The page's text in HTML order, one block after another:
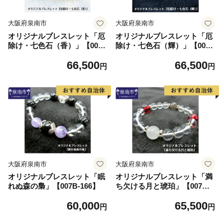
大阪府泉南市
オリジナルブレスレット「厄
除け・七色石（香）」【007
66,500円
大阪府泉南市
オリジナルブレスレット「厄
除け・七色石（輝）」【007
66,500円
大阪府泉南市
オリジナルブレスレット「眠
れぬ森の梟」【007B-166】
60,000円
大阪府泉南市
オリジナルブレスレット「満
ち欠ける月と琥珀」【007B-1
65,500円